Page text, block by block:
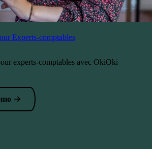
Experts-comptables
experts-comptables avec OkiOki